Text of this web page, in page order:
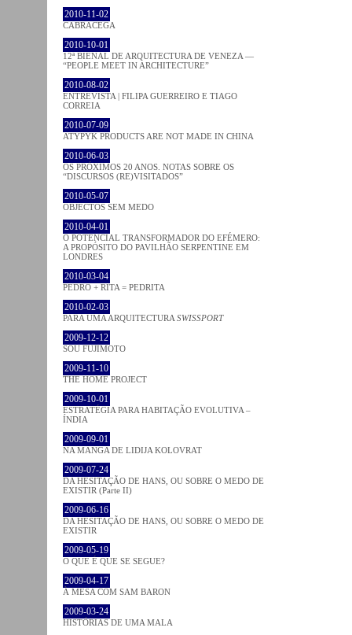
2010-11-02
CABRACEGA
2010-10-01
12ª BIENAL DE ARQUITECTURA DE VENEZA —
“PEOPLE MEET IN ARCHITECTURE”
2010-08-02
ENTREVISTA | FILIPA GUERREIRO E TIAGO
CORREIA
2010-07-09
ATYPYK PRODUCTS ARE NOT MADE IN CHINA
2010-06-03
OS PRÓXIMOS 20 ANOS. NOTAS SOBRE OS
“DISCURSOS (RE)VISITADOS”
2010-05-07
OBJECTOS SEM MEDO
2010-04-01
O POTENCIAL TRANSFORMADOR DO EFÉMERO:
A PROPÓSITO DO PAVILHÃO SERPENTINE EM
LONDRES
2010-03-04
PEDRO + RITA = PEDRITA
2010-02-03
PARA UMA ARQUITECTURA SWISSPORT
2009-12-12
SOU FUJIMOTO
2009-11-10
THE HOME PROJECT
2009-10-01
ESTRATÉGIA PARA HABITAÇÃO EVOLUTIVA –
ÍNDIA
2009-09-01
NA MANGA DE LIDIJA KOLOVRAT
2009-07-24
DA HESITAÇÃO DE HANS, OU SOBRE O MEDO DE
EXISTIR (Parte II)
2009-06-16
DA HESITAÇÃO DE HANS, OU SOBRE O MEDO DE
EXISTIR
2009-05-19
O QUE É QUE SE SEGUE?
2009-04-17
À MESA COM SAM BARON
2009-03-24
HISTÓRIAS DE UMA MALA